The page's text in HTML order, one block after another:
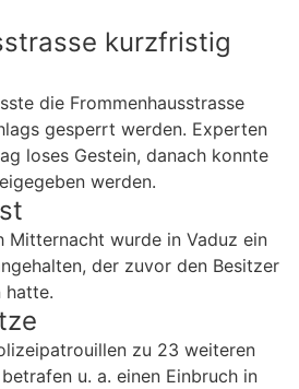
kurzfristig
die Frommenhausstrasse
gesperrt werden. Experten
loses Gestein, danach konnte
werden.
Mitternacht wurde in Vaduz ein
der zuvor den Besitzer
hatte.
zu 23 weiteren
u. a. einen Einbruch in